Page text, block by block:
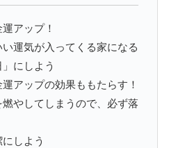
アップ！
運気が入ってくる家になる
にしよう
アップの効果ももたらす！
燃やしてしまうので、必ず落
しよう